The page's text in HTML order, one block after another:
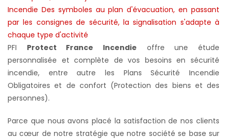
PFI Protect France Incendie offre une étude
personnalisée et complète de vos besoins en sécurité
incendie, entre autre les Plans Sécurité Incendie
Obligatoires et de confort (Protection des biens et des
personnes).
Parce que nous avons placé la satisfaction de nos clients
au cœur de notre stratégie que notre société se base sur